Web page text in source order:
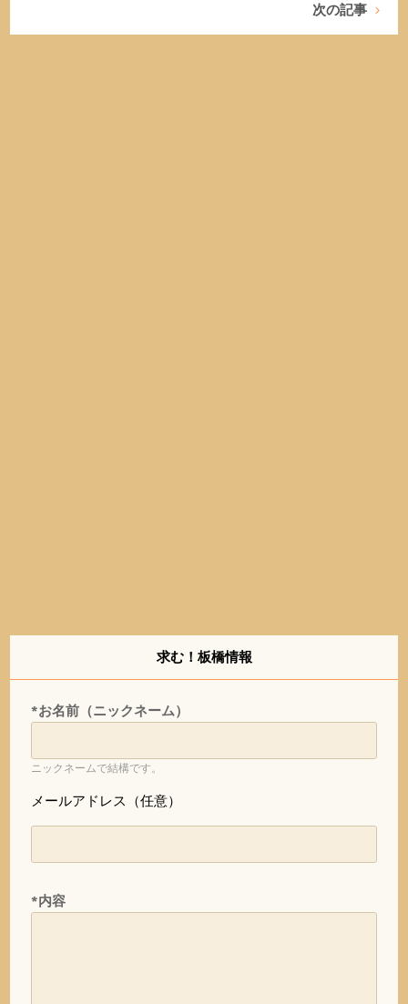
次の記事
求む！板橋情報
*お名前（ニックネーム）
ニックネームで結構です。
メールアドレス（任意）
*内容